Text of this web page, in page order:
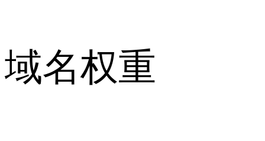
域名权重